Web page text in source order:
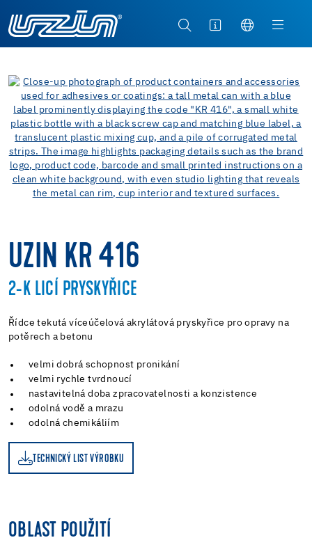
UZIN KR 416
2-K LICÍ PRYSKYŘICE
Řídce tekutá víceúčelová akrylátová pryskyřice pro opravy na
potěrech a betonu
velmi dobrá schopnost pronikání
velmi rychle tvrdnoucí
nastavitelná doba zpracovatelnosti a konzistence
odolná vodě a mrazu
odolná chemikáliím
TECHNICKÝ LIST VÝROBKU
OBLAST POUŽITÍ